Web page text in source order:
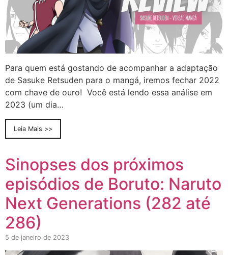
Para quem está gostando de acompanhar a adaptação
de Sasuke Retsuden para o mangá, iremos fechar 2022
com chave de ouro! Você está lendo essa análise em
2023 (um dia…
Leia Mais >>
Sinopses dos próximos
episódios de Boruto: Naruto
Next Generations (282 até
286)
5 de janeiro de 2023